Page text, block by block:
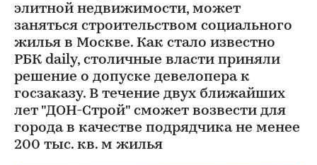
элитной недвижимости, может
заняться строительством социального
жилья в Москве. Как стало известно
РБК daily, столичные власти приняли
решение о допуске девелопера к
госзаказу. В течение двух ближайших
лет "ДОН-Строй" сможет возвести для
города в качестве подрядчика не менее
200 тыс. кв. м жилья